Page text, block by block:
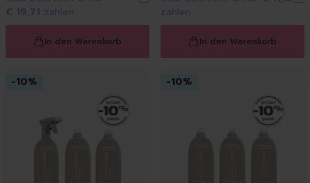
In den Warenkorb In den Warenkorb
-10% -10%